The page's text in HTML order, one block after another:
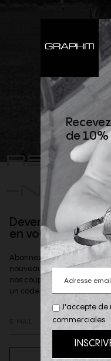
-NOUS
Devenez client
en vous
Abonnez-vous à notre
nouveautés de la boutique,
nos coups de coeur et
un code de reduction de
J'accepte de
commerciales
de